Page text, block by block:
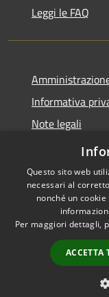
Leggi le FAQ
Informativa
Note legali
Dichiarazione
Accessibilità
Questo sito web
necessari al
nonché un
Per maggiori dettagli,
ACCETTA